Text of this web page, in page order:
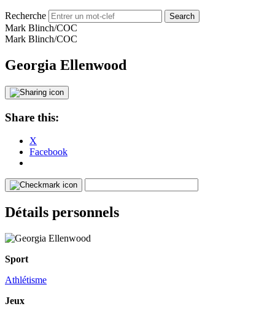
Recherche
Mark Blinch/COC
Mark Blinch/COC
Georgia Ellenwood
Share this:
X
Facebook
Détails personnels
Sport
Athlétisme
Jeux